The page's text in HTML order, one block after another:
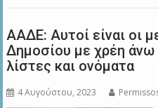
ΑΑΔΕ: Αυτοί είναι οι
Δημοσίου με χρέη
λίστες και ονόματα
4 Αυγούστου, 2023